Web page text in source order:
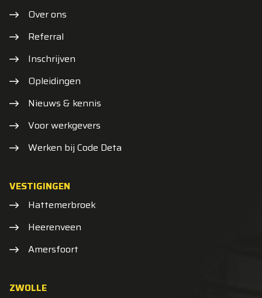
Over ons
Referral
Inschrijven
Opleidingen
Nieuws & kennis
Voor werkgevers
Werken bij Code Deta
VESTIGINGEN
Hattemerbroek
Heerenveen
Amersfoort
ZWOLLE